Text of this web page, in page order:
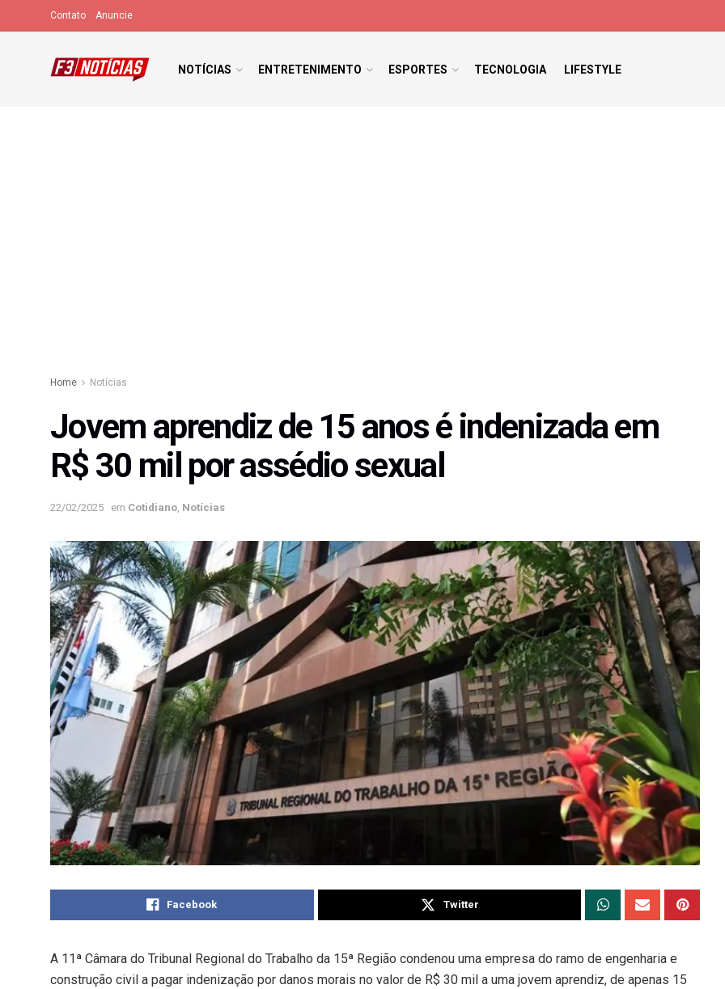
Contato Anuncie
NOTÍCIAS ENTRETENIMENTO ESPORTES TECNOLOGIA LIFESTYLE
Home Notícias
Jovem aprendiz de 15 anos é indenizada em
R$ 30 mil por assédio sexual
22/02/2025 em Cotidiano Notícias
Facebook Twitter
A 11ª Câmara do Tribunal Regional do Trabalho da 15ª Região condenou uma empresa do ramo de engenharia e
construção civil a pagar indenização por danos morais no valor de R$ 30 mil a uma jovem aprendiz, de apenas 15